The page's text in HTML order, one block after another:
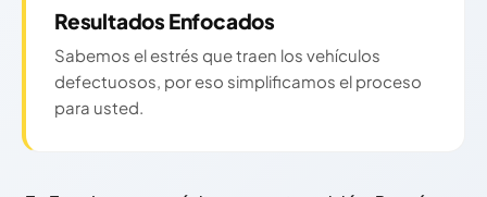
Resultados Enfocados
Sabemos el estrés que traen los vehículos
defectuosos, por eso simplificamos el proceso
para usted.